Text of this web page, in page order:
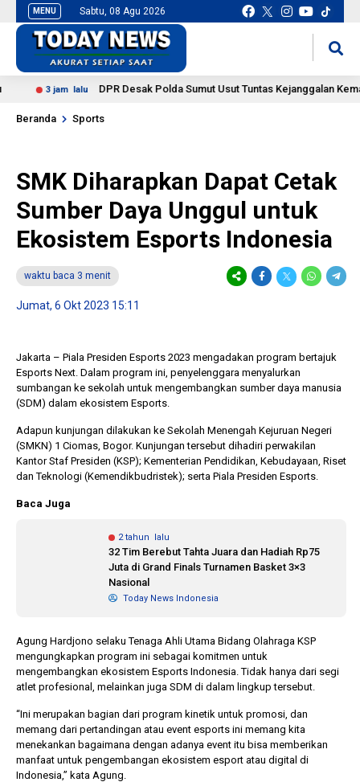
MENU Sabtu, 08 Agu 2026
3 jam lalu DPR Desak Polda Sumut Usut Tuntas Kejanggalan
Beranda Sports
SMK Diharapkan Dapat Cetak
Sumber Daya Unggul untuk
Ekosistem Esports Indonesia
waktu baca 3 menit
Jumat, 6 Okt 2023 15:11
Jakarta – Piala Presiden Esports 2023 mengadakan program bertajuk
Esports Next. Dalam program ini, penyelenggara menyalurkan
sumbangan ke sekolah untuk mengembangkan sumber daya manusia
(SDM) dalam ekosistem Esports.
Adapun kunjungan dilakukan ke Sekolah Menengah Kejuruan Negeri
(SMKN) 1 Ciomas, Bogor. Kunjungan tersebut dihadiri perwakilan
Kantor Staf Presiden (KSP); Kementerian Pendidikan, Kebudayaan, Riset
dan Teknologi (Kemendikbudristek); serta Piala Presiden Esports.
Baca Juga
2 tahun lalu
32 Tim Berebut Tahta Juara dan Hadiah Rp75
Juta di Grand Finals Turnamen Basket 3×3
Nasional
Today News Indonesia
Agung Hardjono selaku Tenaga Ahli Utama Bidang Olahraga KSP
mengungkapkan program ini sebagai komitmen untuk
mengembangkan ekosistem Esports Indonesia. Tidak hanya dari segi
atlet profesional, melainkan juga SDM di dalam lingkup tersebut.
“Ini merupakan bagian dari program kinetik untuk promosi, dan
memang dari pertandingan atau event esports ini memang kita
menekankan bagaimana dengan adanya event itu bisa memberikan
manfaat untuk pengembangan ekosistem esport atau digital di
Indonesia,” kata Agung.
10 bulan lalu
KPU Batalkan
Keputusan Dokumen
Capres-Cawapres
Dirahasiakan
Terjerat
Legislator
Dorong